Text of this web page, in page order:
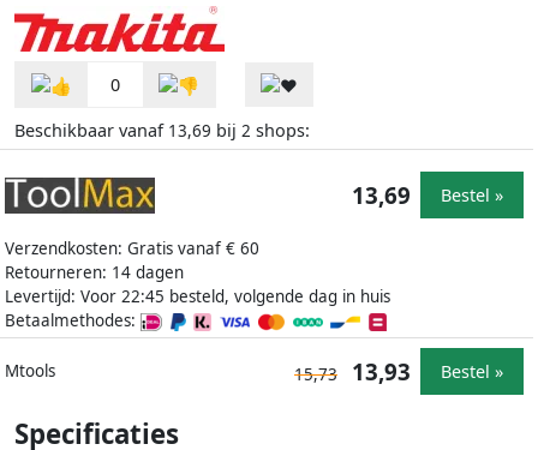
0
Beschikbaar vanaf 13,69 bij 2 shops:
Verzendkosten: Gratis vanaf € 60
Retourneren: 14 dagen
Levertijd: Voor 22:45 besteld, volgende dag in huis
Betaalmethodes:
13,69 Bestel »
Mtools 15,73 13,93 Bestel »
Specificaties